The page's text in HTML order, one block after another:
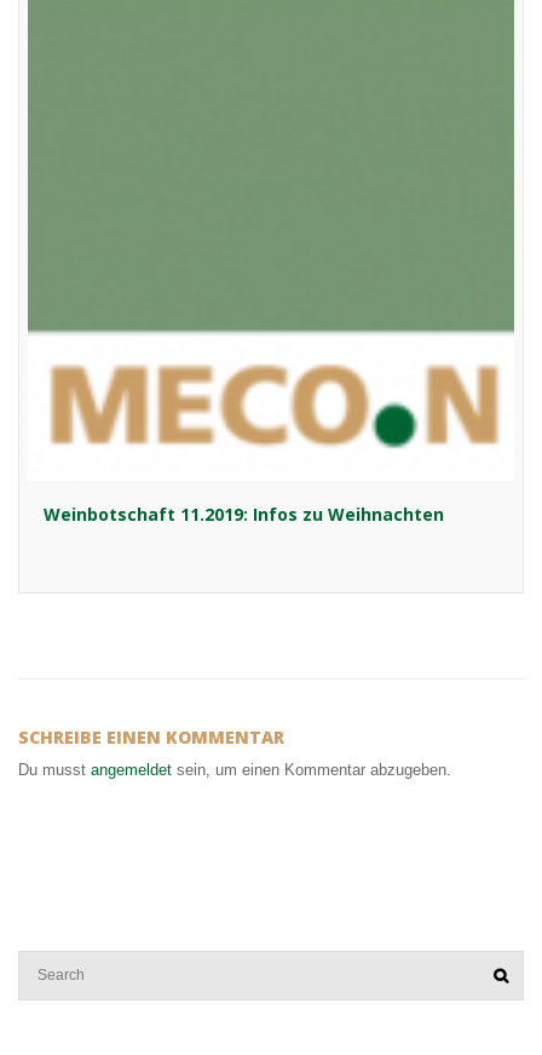
Weinbotschaft 11.2019: Infos zu Weihnachten
SCHREIBE EINEN KOMMENTAR
Du musst angemeldet sein, um einen Kommentar abzugeben.